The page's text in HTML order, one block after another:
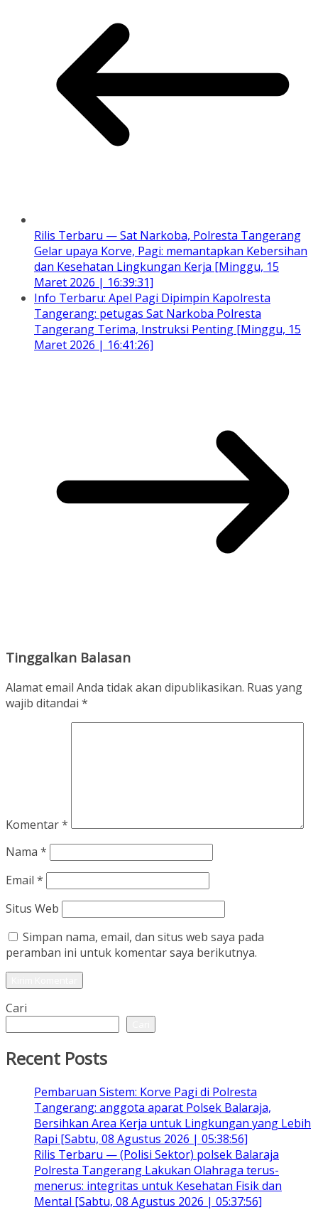
Rilis Terbaru — Sat Narkoba, Polresta Tangerang
Gelar upaya Korve, Pagi: memantapkan Kebersihan
dan Kesehatan Lingkungan Kerja [Minggu, 15
Maret 2026 | 16:39:31]
Info Terbaru: Apel Pagi Dipimpin Kapolresta
Tangerang: petugas Sat Narkoba Polresta
Tangerang Terima, Instruksi Penting [Minggu, 15
Maret 2026 | 16:41:26]
Tinggalkan Balasan
Alamat email Anda tidak akan dipublikasikan. Ruas yang
wajib ditandai *
Komentar*
Nama *
Email *
Situs Web
Simpan nama, email, dan situs web saya pada
peramban ini untuk komentar saya berikutnya.
Cari
Recent Posts
Pembaruan Sistem: Korve Pagi di Polresta
Tangerang: anggota aparat Polsek Balaraja,
Bersihkan Area Kerja untuk Lingkungan yang Lebih
Rapi [Sabtu, 08 Agustus 2026 | 05:38:56]
Rilis Terbaru — (Polisi Sektor) polsek Balaraja
Polresta Tangerang Lakukan Olahraga terus-
menerus: integritas untuk Kesehatan Fisik dan
Mental [Sabtu, 08 Agustus 2026 | 05:37:56]